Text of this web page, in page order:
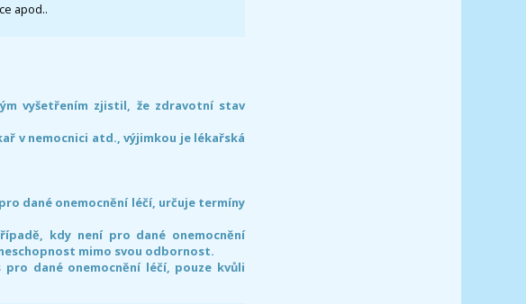
apod..
vyšetřením zjistil, že zdravotní stav
v nemocnici atd., výjimkou je lékařská
dané onemocnění léčí, určuje termíny
kdy není pro dané onemocnění
mimo svou odbornost.
dané onemocnění léčí, pouze kvůli